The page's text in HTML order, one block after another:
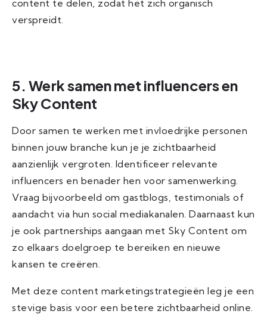
content te delen, zodat het zich organisch
verspreidt.
5. Werk samen met influencers en
Sky Content
Door samen te werken met invloedrijke personen
binnen jouw branche kun je je zichtbaarheid
aanzienlijk vergroten. Identificeer relevante
influencers en benader hen voor samenwerking.
Vraag bijvoorbeeld om gastblogs, testimonials of
aandacht via hun social mediakanalen. Daarnaast kun
je ook partnerships aangaan met Sky Content om
zo elkaars doelgroep te bereiken en nieuwe
kansen te creëren.
Met deze content marketingstrategieën leg je een
stevige basis voor een betere zichtbaarheid online.